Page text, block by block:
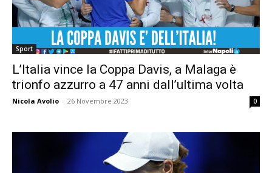
Sport
L’Italia vince la Coppa Davis, a Malaga è
trionfo azzurro a 47 anni dall’ultima volta
Nicola Avolio - 26 Novembre 2023 0